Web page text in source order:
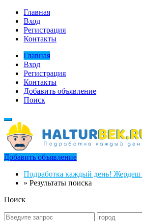
Главная
Вход
Регистрация
Контакты
Главная
Вход
Регистрация
Контакты
Добавить объявление
Поиск
Добавить объявление
Подработка каждый день!
» Результаты поиска
Поиск